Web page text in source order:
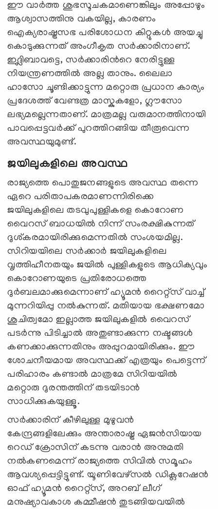
ഈ വാർത്ത ശുഭസൂചകമാണെങ്കിലും അപ്പോഴും
ആശ്വാസത്തിനു വകയില്ല, കാരണം
ഐക്യരാഷ്ട്രസഭ പരിശോധന കിറ്റുകൾ അയച്ചു
കൊടുക്കുന്നത് അംഗീകൃത സർക്കാരിനാണ്.
ഇദ്ലിബാവട്ടെ, സർക്കാരിൻറെ നേരിട്ടുള്ള
നിയന്ത്രണത്തിൽ അല്ല താനും. ലൈലാ
ഹാസോ ചൂണ്ടിക്കാട്ടുന്ന മറ്റൊരു പ്രധാന കാര്യം
പ്രദേശത്ത് വേണ്ടത്ര മാസ്കുകളോ, ഗ്ലൗസോ
ലഭ്യമല്ലെന്നതാണ്. മാത്രമല്ല വരുമാനത്തിനായി
പാവപ്പെട്ടവർക്ക് പുറത്തിറങ്ങിയ തീരൂവെന്ന
അവസ്ഥയുമുണ്ട്.
ജയിലുകളിലെ അവസ്ഥ
രാജ്യത്തെ പൊതുജനങ്ങളുടെ അവസ്ഥ തന്നെ
ഏറെ പരിതാപകരമാണന്നിരിക്കെ
ജയിലുകളിലെ തടവുപുള്ളികളെ കൊറോണ
വൈറസ് ബാധയിൽ നിന്ന് സംരക്ഷികുന്നത്
ദുശ്കരമായിരിക്കുമെന്നതിൽ സംശയമില്ല.
സിറിയയിലെ സർക്കാർ ജയിലുകളിലെ
വൃത്തിഹീനതയും ജയിൽ പുള്ളികളുടെ ആധിക്യവും
കൊറോണയുടെ പ്രതിരോധത്തെ
ദുർബലമാക്കുമെന്നാണ് ഹ്യൂമൻ റൈറ്റ്സ് വാച്ച്
മുന്നറിയിപ്പു നൽകുന്നത്. മതിയായ ഭക്ഷണമോ
ശുചിത്വമോ ഇല്ലാത്ത ജയിലുകളിൽ വൈറസ്
പടർന്നു പിടിച്ചാൽ അതുണ്ടാക്കുന്ന നഷ്ടങ്ങൾ
കണക്കാക്കുന്നതിനും അപ്പുറമായിരിക്കും. ഈ
ശോചനീയമായ അവസ്ഥക്ക് എത്രയും പെട്ടെന്ന്
പരിഹാരം കണ്ടാൽ മാത്രമേ സിറിയയിൽ
മറ്റൊരു ദുരന്തത്തിന് തടയിടാൻ
സാധിക്കുകയുള്ളൂ.
സർക്കാരിന് കീഴിലുള്ള മുഴുവൻ
കേന്ദ്രങ്ങളിലേക്കും അന്താരാഷ്ട്ര ഏജൻസിയായ
റെഡ് ക്രോസിന് കടന്നു വരാൻ അനുമതി
നൽകണമെന്ന് രാജ്യത്തെ സിവിൽ സമൂഹം
ആവശ്യപ്പെട്ടിട്ടുണ്ട്. യൂണിവേഴ്സൽ ഡിക്ലറേഷൻ
ഓഫ് ഹ്യൂമൻ റൈറ്റ്സ്, അറബ് ലീഗ്
മനുഷ്യാവകാശ കമ്മീഷൻ തുടങ്ങിയവയിൽ